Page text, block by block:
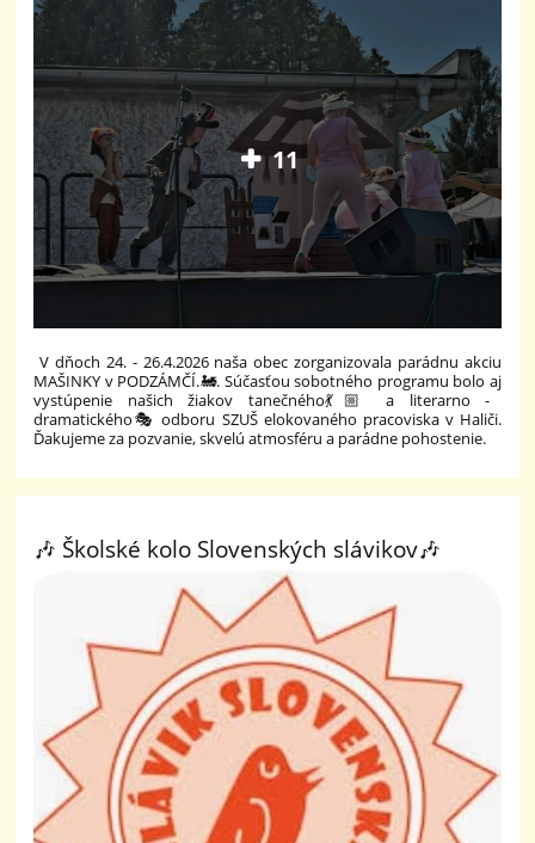
11
V dňoch 24. - 26.4.2026 naša obec zorganizovala parádnu akciu
MAŠINKY v PODZÁMČÍ.🚂. Súčasťou sobotného programu bolo aj
vystúpenie našich žiakov tanečného💃🏼 a literarno -
dramatického🎭 odboru SZUŠ elokovaného pracoviska v Haliči.
Ďakujeme za pozvanie, skvelú atmosféru a parádne pohostenie.
🎶 Školské kolo Slovenských slávikov🎶